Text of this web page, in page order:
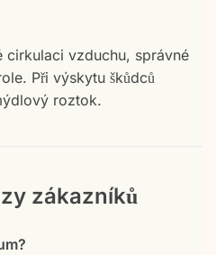
cirkulaci vzduchu, správné
Při výskytu škůdců
roztok.
zákazníků